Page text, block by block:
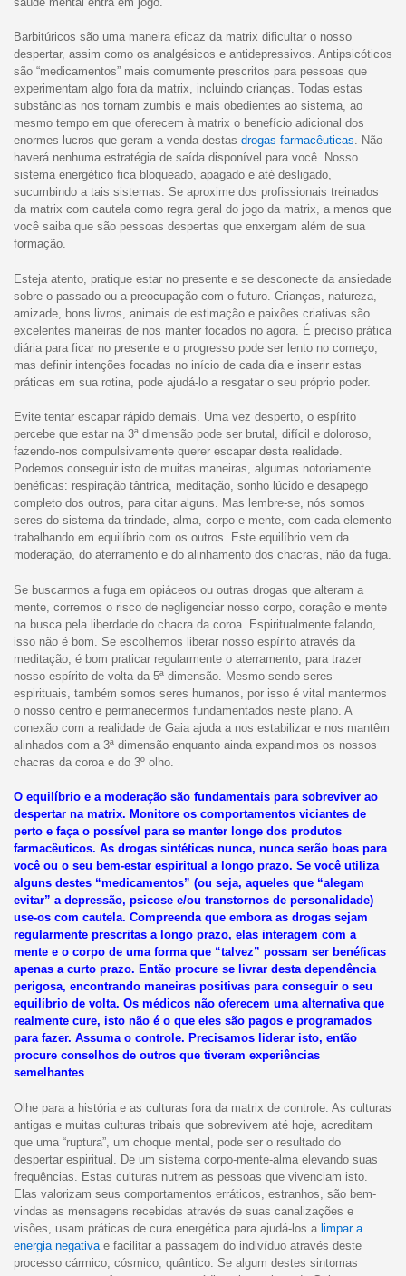
Barbitúricos são uma maneira eficaz da matrix dificultar o nosso
despertar, assim como os analgésicos e antidepressivos. Antipsicóticos
são “medicamentos” mais comumente prescritos para pessoas que
experimentam algo fora da matrix, incluindo crianças. Todas estas
substâncias nos tornam zumbis e mais obedientes ao sistema, ao
mesmo tempo em que oferecem à matrix o benefício adicional dos
enormes lucros que geram a venda destas drogas farmacêuticas. Não
haverá nenhuma estratégia de saída disponível para você. Nosso
sistema energético fica bloqueado, apagado e até desligado,
sucumbindo a tais sistemas. Se aproxime dos profissionais treinados
da matrix com cautela como regra geral do jogo da matrix, a menos que
você saiba que são pessoas despertas que enxergam além de sua
formação.
Esteja atento, pratique estar no presente e se desconecte da ansiedade
sobre o passado ou a preocupação com o futuro. Crianças, natureza,
amizade, bons livros, animais de estimação e paixões criativas são
excelentes maneiras de nos manter focados no agora. É preciso prática
diária para ficar no presente e o progresso pode ser lento no começo,
mas definir intenções focadas no início de cada dia e inserir estas
práticas em sua rotina, pode ajudá-lo a resgatar o seu próprio poder.
Evite tentar escapar rápido demais. Uma vez desperto, o espírito
percebe que estar na 3ª dimensão pode ser brutal, difícil e doloroso,
fazendo-nos compulsivamente querer escapar desta realidade.
Podemos conseguir isto de muitas maneiras, algumas notoriamente
benéficas: respiração tântrica, meditação, sonho lúcido e desapego
completo dos outros, para citar alguns. Mas lembre-se, nós somos
seres do sistema da trindade, alma, corpo e mente, com cada elemento
trabalhando em equilíbrio com os outros. Este equilíbrio vem da
moderação, do aterramento e do alinhamento dos chacras, não da fuga.
Se buscarmos a fuga em opiáceos ou outras drogas que alteram a
mente, corremos o risco de negligenciar nosso corpo, coração e mente
na busca pela liberdade do chacra da coroa. Espiritualmente falando,
isso não é bom. Se escolhemos liberar nosso espírito através da
meditação, é bom praticar regularmente o aterramento, para trazer
nosso espírito de volta da 5ª dimensão. Mesmo sendo seres
espirituais, também somos seres humanos, por isso é vital mantermos
o nosso centro e permanecermos fundamentados neste plano. A
conexão com a realidade de Gaia ajuda a nos estabilizar e nos mantêm
alinhados com a 3ª dimensão enquanto ainda expandimos os nossos
chacras da coroa e do 3º olho.
O equilíbrio e a moderação são fundamentais para sobreviver ao
despertar na matrix. Monitore os comportamentos viciantes de
perto e faça o possível para se manter longe dos produtos
farmacêuticos. As drogas sintéticas nunca, nunca serão boas para
você ou o seu bem-estar espiritual a longo prazo. Se você utiliza
alguns destes “medicamentos” (ou seja, aqueles que “alegam
evitar” a depressão, psicose e/ou transtornos de personalidade)
use-os com cautela. Compreenda que embora as drogas sejam
regularmente prescritas a longo prazo, elas interagem com a
mente e o corpo de uma forma que “talvez” possam ser benéficas
apenas a curto prazo. Então procure se livrar desta dependência
perigosa, encontrando maneiras positivas para conseguir o seu
equilíbrio de volta. Os médicos não oferecem uma alternativa que
realmente cure, isto não é o que eles são pagos e programados
para fazer. Assuma o controle. Precisamos liderar isto, então
procure conselhos de outros que tiveram experiências
semelhantes.
Olhe para a história e as culturas fora da matrix de controle. As culturas
antigas e muitas culturas tribais que sobrevivem até hoje, acreditam
que uma “ruptura”, um choque mental, pode ser o resultado do
despertar espiritual. De um sistema corpo-mente-alma elevando suas
frequências. Estas culturas nutrem as pessoas que vivenciam isto.
Elas valorizam seus comportamentos erráticos, estranhos, são bem-
vindas as mensagens recebidas através de suas canalizações e
visões, usam práticas de cura energética para ajudá-los a limpar a
energia negativae facilitar a passagem do indivíduo através deste
processo cármico, cósmico, quântico. Se algum destes sintomas